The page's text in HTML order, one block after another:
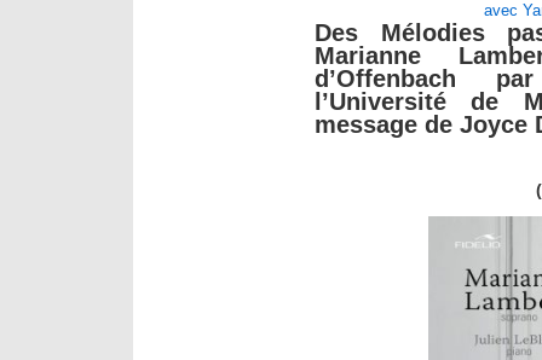
avec
Des Mélodies
Marianne
d’Offenbach
l’Université de
message de Joyce